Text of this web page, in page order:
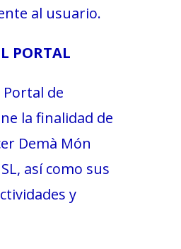
al usuario.
PORTAL
de
la finalidad de
Demà Món
así como sus
y